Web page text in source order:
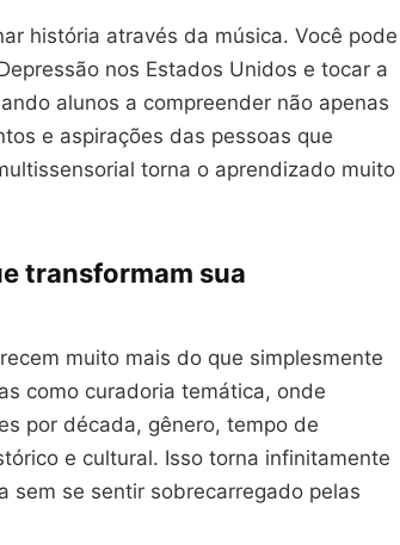
história através da música. Você pode
nos Estados Unidos e tocar a
alunos a compreender não apenas
e aspirações das pessoas que
torna o aprendizado muito
transformam sua
muito mais do que simplesmente
como curadoria temática, onde
por década, gênero, tempo de
e cultural. Isso torna infinitamente
sem se sentir sobrecarregado pelas